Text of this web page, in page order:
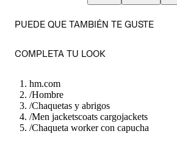
PUEDE QUE TAMBIÉN TE GUSTE
COMPLETA TU LOOK
hm.com
/Hombre
/Chaquetas y abrigos
/Men jacketscoats cargojackets
/Chaqueta worker con capucha